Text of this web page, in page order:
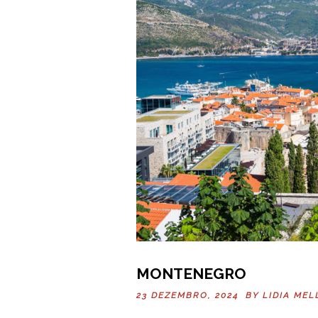
MONTENEGRO
23 DEZEMBRO, 2024 BY LIDIA